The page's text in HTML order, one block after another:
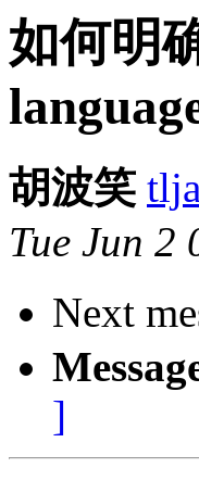
如何明
胡波笑
Tue Jun 2
Next
]